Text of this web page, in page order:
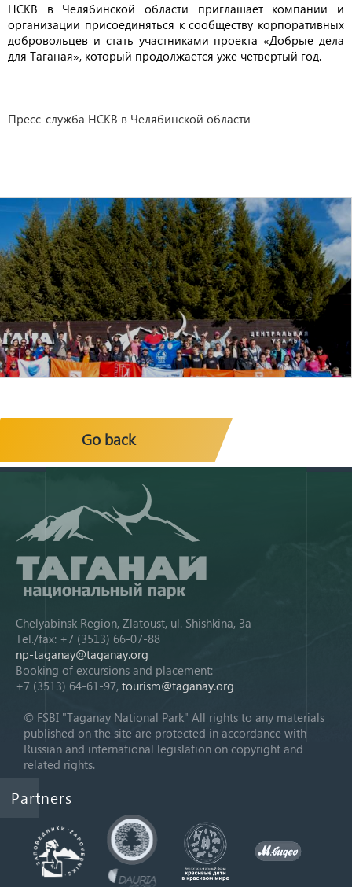
НСКВ в Челябинской области приглашает компании и
организации присоединяться к сообществу корпоративных
добровольцев и стать участниками проекта «Добрые дела
для Таганая», который продолжается уже четвертый год.
Пресс-служба НСКВ в Челябинской области
Go back
Chelyabinsk Region, Zlatoust, ul. Shishkina, 3a
Tel./fax: +7 (3513) 66-07-88
np-taganay@taganay.org
Booking of excursions and placement:
+7 (3513) 64-61-97, tourism@taganay.org
© FSBI "Taganay National Park" All rights to any materials
published on the site are protected in accordance with
Russian and international legislation on copyright and
related rights.
Partners